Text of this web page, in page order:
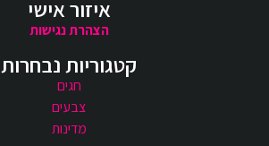
איזור אישי
הצהרת נגישות
קטגוריות נבחרות
חגים
צבעים
מדינות